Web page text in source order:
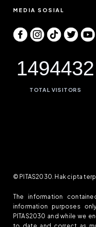
MEDIA SOSIAL
1494432
TOTAL VISITORS
© PITAS2030. Hak cipta
The information
information purposes
PITAS2030 and while we